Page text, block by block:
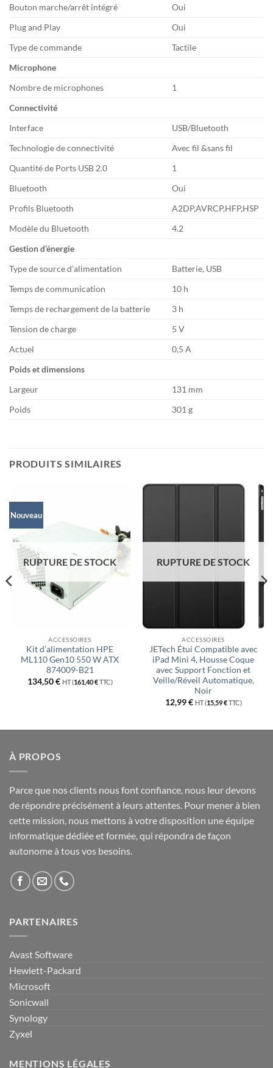
Bouton marche/arrêt intégré
Oui
Plug and Play
Oui
Type de commande
Tactile
Microphone
Nombre de microphones
1
Connectivité
Interface
USB/Bluetooth
Technologie de connectivité
Avec fil &sans fil
Quantité de Ports USB 2.0
1
Bluetooth
Oui
Profils Bluetooth
A2DP,AVRCP,HFP,HSP
Modèle du Bluetooth
4.2
Gestion d’énergie
Type de source d’alimentation
Batterie, USB
Temps de communication
10 h
Temps de rechargement de la batterie
3 h
Tension de charge
5 V
Actuel
0,5 A
Poids et dimensions
Largeur
131 mm
Poids
301 g
PRODUITS SIMILAIRES
Nouveau
RUPTURE DE STOCK
ACCESSOIRES
Kit d’alimentation HPE
ML110 Gen10 550 W ATX
874009-B21
134,50€ HT (161,40€TTC)
RUPTURE DE STOCK
ACCESSOIRES
JETech Étui Compatible avec
iPad Mini 4, Housse Coque
avec Support Fonction et
Veille/Réveil Automatique,
Noir
12,99€ HT (15,59€TTC)
À PROPOS
Parce que nos clients nous font confiance, nous leur devons
de répondre précisément à leurs attentes. Pour mener à bien
cette mission, nous mettons à votre disposition une équipe
informatique dédiée et formée, qui répondra de façon
autonome à tous vos besoins.
PARTENAIRES
Avast Software
Hewlett-Packard
Microsoft
Sonicwall
Synology
Zyxel
MENTIONS LÉGALES